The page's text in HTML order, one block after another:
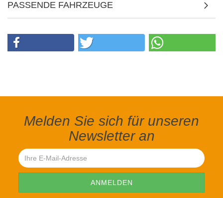
PASSENDE FAHRZEUGE
Melden Sie sich für unseren
Newsletter an